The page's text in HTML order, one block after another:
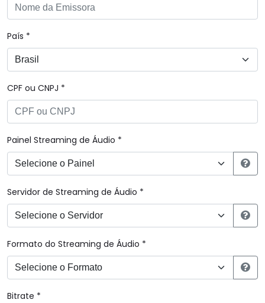
País *
CPF ou CNPJ *
Painel Streaming de Áudio *
Servidor de Streaming de Áudio *
Formato do Streaming de Áudio *
Bitrate *